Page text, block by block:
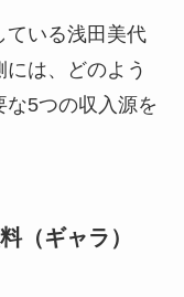
ている浅田美代
は、どのよう
5つの収入源を
（ギャラ）